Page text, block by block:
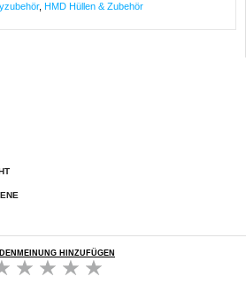
, HMD Hüllen & Zubehör
HINZUFÜGEN